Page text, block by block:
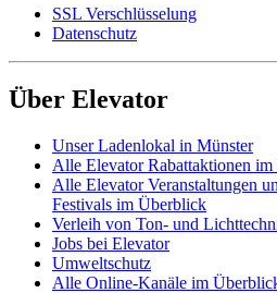
SSL Verschlüsselung
Datenschutz
Über Elevator
Unser Ladenlokal in Münster
Alle Elevator Rabattaktionen
Alle Elevator Veranstaltungen
Festivals im Überblick
Verleih von Ton- und
Jobs bei Elevator
Umweltschutz
Alle Online-Kanäle im